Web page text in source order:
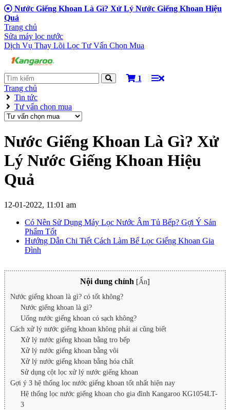
Nước Giếng Khoan Là Gì? Xử Lý Nước Giếng Khoan Hiệu
Quả
Trang chủ
Sửa máy lọc nước
Dịch Vụ Thay Lõi Lọc Tư Vấn Chọn Mua
1
Trang chủ
Tin tức
Tư vấn chọn mua
Nước Giếng Khoan Là Gì? Xử
Lý Nước Giếng Khoan Hiệu
Quả
12-01-2022, 11:01 am
Có Nên Sử Dụng Máy Lọc Nước Âm Tủ Bếp? Gợi Ý Sản
Phẩm Tốt
Hướng Dẫn Chi Tiết Cách Làm Bể Lọc Giếng Khoan Gia
Đình
Nội dung chính [Ẩn]
Nước giếng khoan là gì? có tốt không?
Nước giếng khoan là gì?
Uống nước giếng khoan có sạch không?
Cách xử lý nước giếng khoan không phải ai cũng biết
Xử lý nước giếng khoan bằng tro bếp
Xử lý nước giếng khoan bằng vôi
Xử lý nước giếng khoan bằng hóa chất
Sử dụng cột lọc xử lý nước giếng khoan
Gợi ý 3 hệ thống lọc nước giếng khoan tốt nhất hiện nay
Hệ thống lọc nước giếng khoan cho gia đình Kangaroo KG1054LT-
3